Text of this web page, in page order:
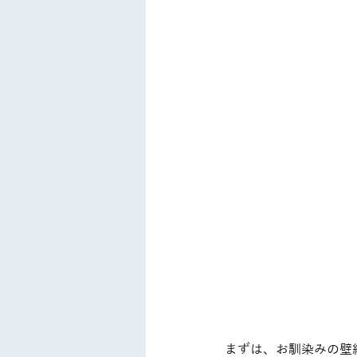
まずは、お馴染みの壁